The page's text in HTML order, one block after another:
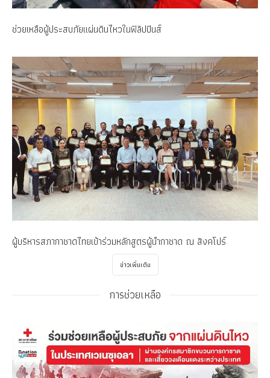
ช่วยเหลือผู้ประสบภัยแผ่นดินไหวในฟิลิปปินส์
ผู้บริหารสภากาชาดไทยเข้าร่วมหลักสูตรผู้นำกาชาด ณ สิงคโปร์
ข่าวเพิ่มเติม
การช่วยเหลือ